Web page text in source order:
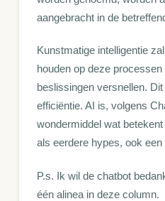
aangebracht in de
Kunstmatige intelligentie
houden op deze
beslissingen versnellen.
efficiëntie. AI is, volgens
wondermiddel wat
als eerdere hypes, ook een
P.s. Ik wil de chatbot
één alinea in deze column.